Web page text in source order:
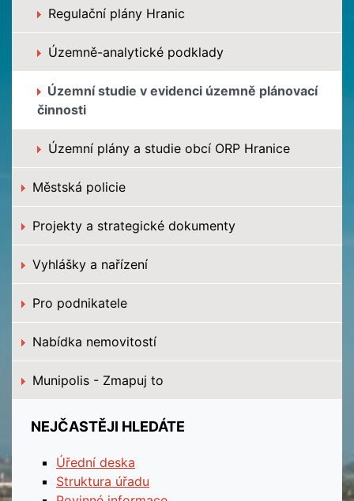
Regulační plány Hranic
Územně-analytické podklady
Územní studie v evidenci územně plánovací
činnosti
Územní plány a studie obcí ORP Hranice
Městská policie
Projekty a strategické dokumenty
Vyhlášky a nařízení
Pro podnikatele
Nabídka nemovitostí
Munipolis - Zmapuj to
NEJČASTĚJI HLEDÁTE
Úřední deska
Struktura úřadu